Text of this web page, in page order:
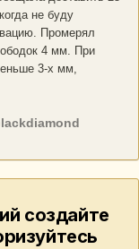
не буду
Промерял
4 мм. При
3-х мм,
создайте